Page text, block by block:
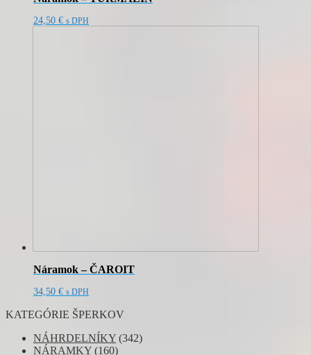
24,50 € s DPH
Náramok – ČAROIT
34,50 € s DPH
KATEGÓRIE ŠPERKOV
NÁHRDELNÍKY (342)
NÁRAMKY (160)